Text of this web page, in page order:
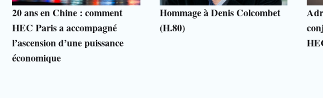
20 ans en Chine : comment
HEC Paris a accompagné
l’ascension d’une puissance
économique
Hommage à Denis Colcombet
(H.80)